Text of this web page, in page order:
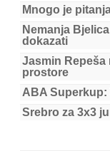
Mnogo je
Nemanja
dokazati
Jasmin Repeša
prostore
ABA Superkup:
Srebro za 3x3